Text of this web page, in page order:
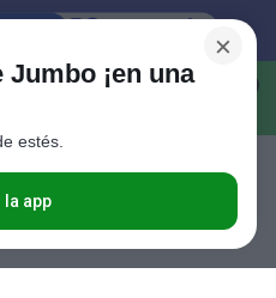
×
¡en una
estés.
la app
Detergente Para Ropa